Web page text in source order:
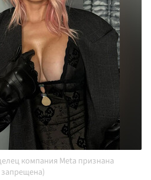
компания Meta признана